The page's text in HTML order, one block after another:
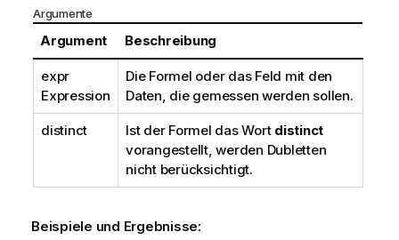
Argumente
Argument Beschreibung
expr
Expression
Die Formel oder das Feld mit den
Daten, die gemessen werden sollen.
distinct Ist der Formel das Wort distinct
vorangestellt, werden Dubletten
nicht berücksichtigt.
Beispiele und Ergebnisse: